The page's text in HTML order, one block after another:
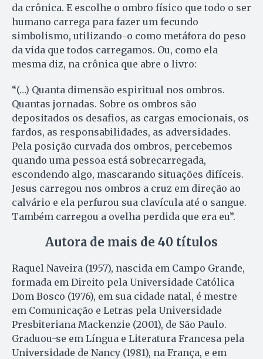
da crônica. E escolhe o ombro físico que todo o ser
humano carrega para fazer um fecundo
simbolismo, utilizando-o como metáfora do peso
da vida que todos carregamos. Ou, como ela
mesma diz, na crônica que abre o livro:
“(…) Quanta dimensão espiritual nos ombros.
Quantas jornadas. Sobre os ombros são
depositados os desafios, as cargas emocionais, os
fardos, as responsabilidades, as adversidades.
Pela posição curvada dos ombros, percebemos
quando uma pessoa está sobrecarregada,
escondendo algo, mascarando situações difíceis.
Jesus carregou nos ombros a cruz em direção ao
calvário e ela perfurou sua clavícula até o sangue.
Também carregou a ovelha perdida que era eu”.
Autora de mais de 40 títulos
Raquel Naveira (1957), nascida em Campo Grande,
formada em Direito pela Universidade Católica
Dom Bosco (1976), em sua cidade natal, é mestre
em Comunicação e Letras pela Universidade
Presbiteriana Mackenzie (2001), de São Paulo.
Graduou-se em Língua e Literatura Francesa pela
Universidade de Nancy (1981), na França, e em